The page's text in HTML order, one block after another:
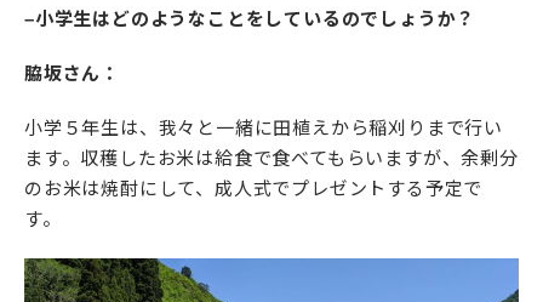
–小学生はどのようなことをしているのでしょうか？
脇坂さん：
小学５年生は、我々と一緒に田植えから稲刈りまで行い
ます。収穫したお米は給食で食べてもらいますが、余剰分
のお米は焼酎にして、成人式でプレゼントする予定で
す。